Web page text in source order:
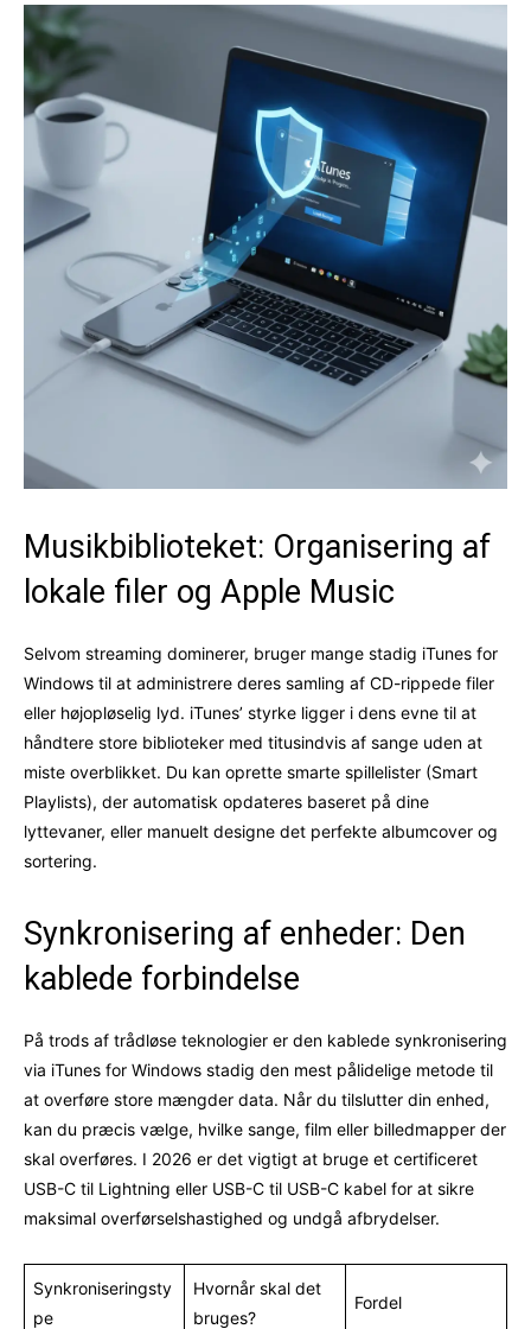
Musikbiblioteket: Organisering af
lokale filer og Apple Music
Selvom streaming dominerer, bruger mange stadig iTunes for
Windows til at administrere deres samling af CD-rippede filer
eller højopløselig lyd. iTunes’ styrke ligger i dens evne til at
håndtere store biblioteker med titusindvis af sange uden at
miste overblikket. Du kan oprette smarte spillelister (Smart
Playlists), der automatisk opdateres baseret på dine
lyttevaner, eller manuelt designe det perfekte albumcover og
sortering.
Synkronisering af enheder: Den
kablede forbindelse
På trods af trådløse teknologier er den kablede synkronisering
via iTunes for Windows stadig den mest pålidelige metode til
at overføre store mængder data. Når du tilslutter din enhed,
kan du præcis vælge, hvilke sange, film eller billedmapper der
skal overføres. I 2026 er det vigtigt at bruge et certificeret
USB-C til Lightning eller USB-C til USB-C kabel for at sikre
maksimal overførselshastighed og undgå afbrydelser.
Synkroniseringsty
pe
Hvornår skal det
bruges?
Fordel